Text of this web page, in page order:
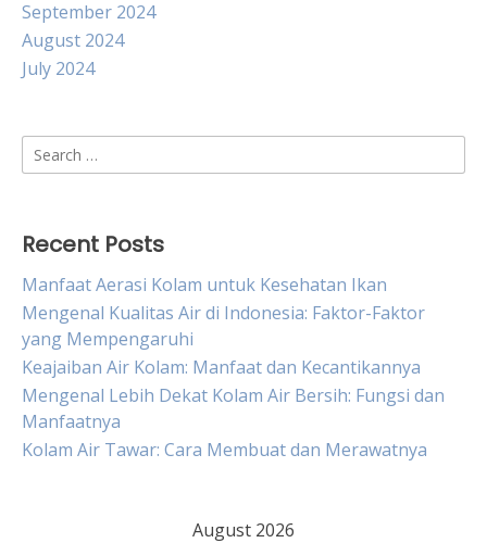
September 2024
August 2024
July 2024
Search
for:
Recent Posts
Manfaat Aerasi Kolam untuk Kesehatan Ikan
Mengenal Kualitas Air di Indonesia: Faktor-Faktor
yang Mempengaruhi
Keajaiban Air Kolam: Manfaat dan Kecantikannya
Mengenal Lebih Dekat Kolam Air Bersih: Fungsi dan
Manfaatnya
Kolam Air Tawar: Cara Membuat dan Merawatnya
August 2026